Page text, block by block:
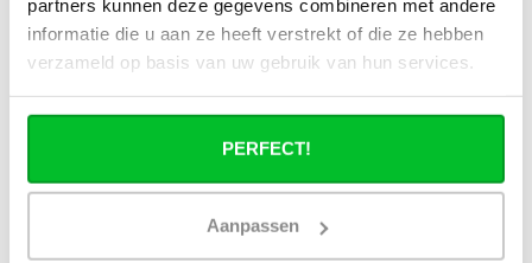
partners kunnen deze gegevens combineren met andere
informatie die u aan ze heeft verstrekt of die ze hebben
verzameld op basis van uw gebruik van hun services.
PERFECT!
Aanpassen
KORTING -40% KORTING -40%